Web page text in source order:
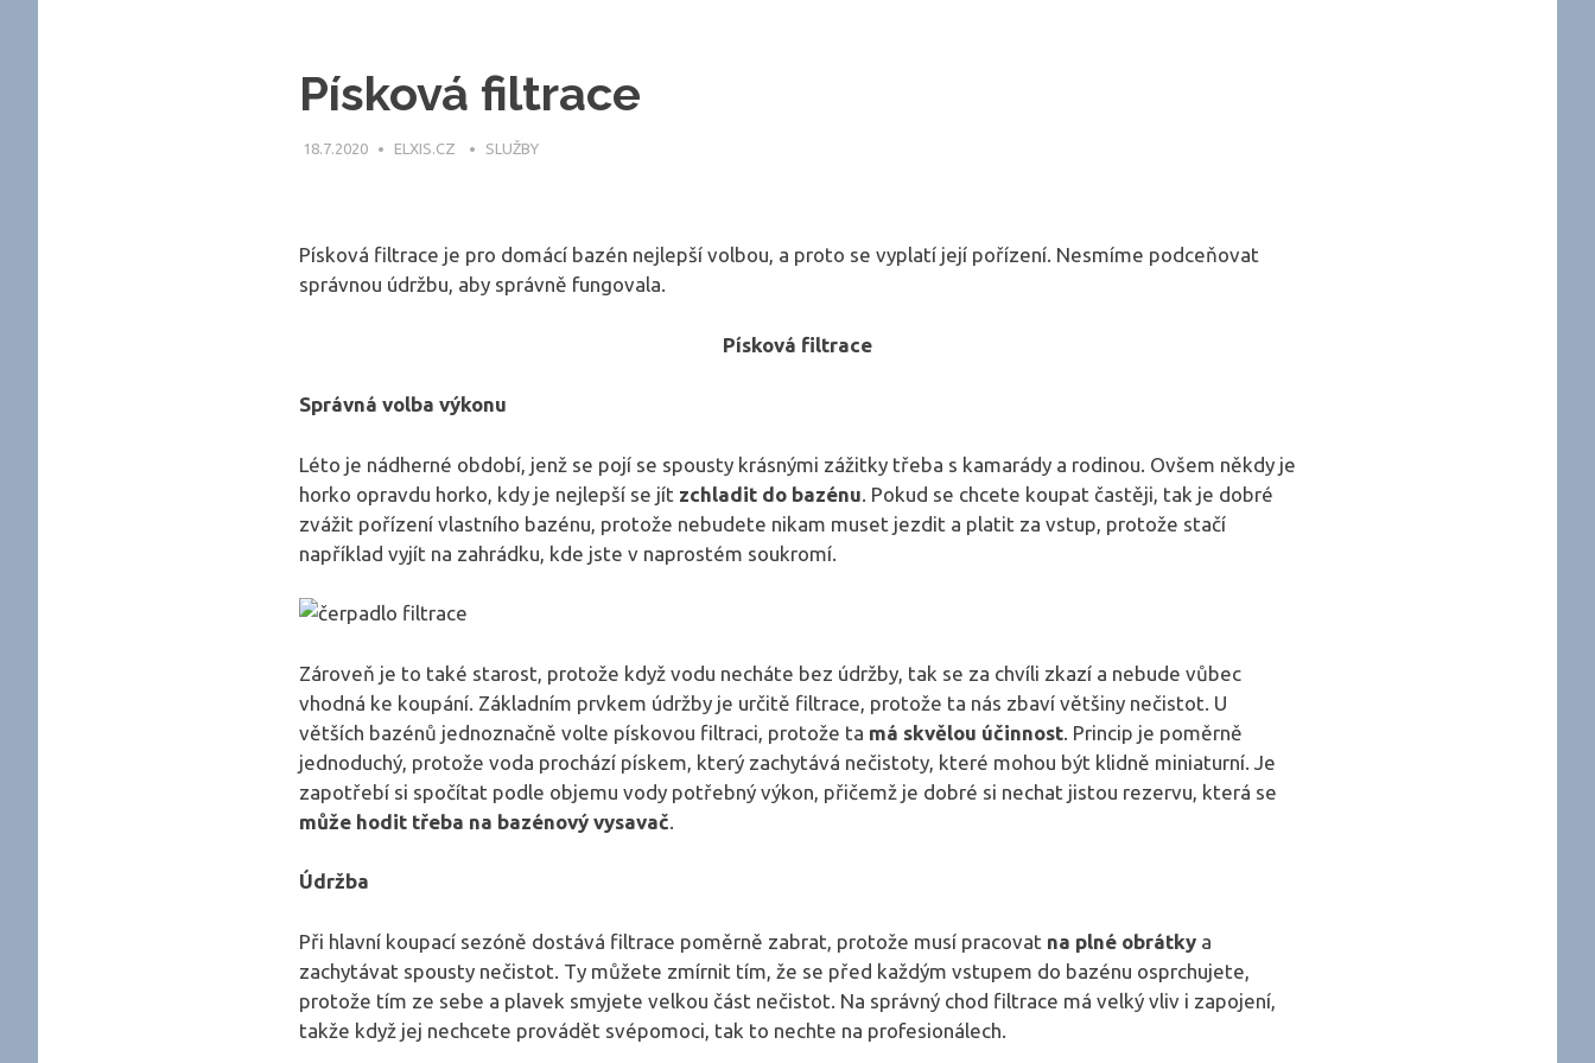
Písková filtrace
18.7.2020 ELXIS.CZ SLUŽBY
Písková filtrace je pro domácí bazén nejlepší volbou, a proto se vyplatí její pořízení. Nesmíme podceňovat
správnou údržbu, aby správně fungovala.
Písková filtrace
Správná volba výkonu
Léto je nádherné období, jenž se pojí se spousty krásnými zážitky třeba s kamarády a rodinou. Ovšem někdy je
horko opravdu horko, kdy je nejlepší se jít zchladit do bazénu . Pokud se chcete koupat častěji, tak je dobré
zvážit pořízení vlastního bazénu, protože nebudete nikam muset jezdit a platit za vstup, protože stačí
například vyjít na zahrádku, kde jste v naprostém soukromí.
Zároveň je to také starost, protože když vodu necháte bez údržby, tak se za chvíli zkazí a nebude vůbec
vhodná ke koupání. Základním prvkem údržby je určitě filtrace, protože ta nás zbaví většiny nečistot. U
větších bazénů jednoznačně volte pískovou filtraci, protože ta má skvělou účinnost . Princip je poměrně
jednoduchý, protože voda prochází pískem, který zachytává nečistoty, které mohou být klidně miniaturní. Je
zapotřebí si spočítat podle objemu vody potřebný výkon, přičemž je dobré si nechat jistou rezervu, která se
může hodit třeba na bazénový vysavač
Údržba
Při hlavní koupací sezóně dostává filtrace poměrně zabrat, protože musí pracovat na plné obrátky a
zachytávat spousty nečistot. Ty můžete zmírnit tím, že se před každým vstupem do bazénu osprchujete,
protože tím ze sebe a plavek smyjete velkou část nečistot. Na správný chod filtrace má velký vliv i zapojení,
takže když jej nechcete provádět svépomoci, tak to nechte na profesionálech.